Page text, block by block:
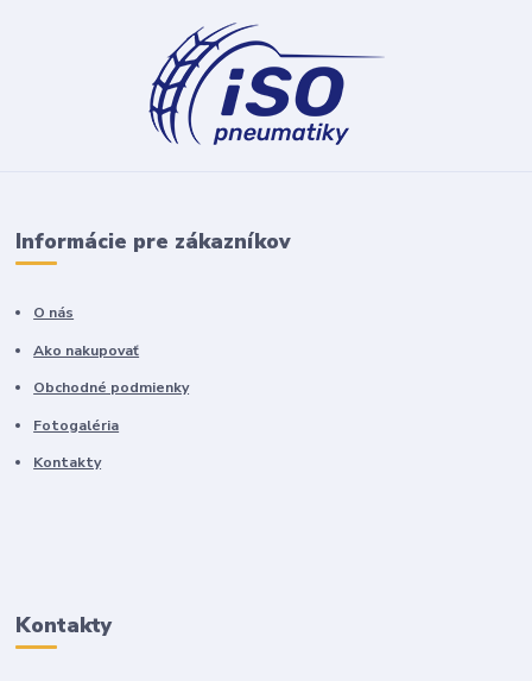
Informácie pre zákazníkov
O nás
Ako nakupovať
Obchodné podmienky
Fotogaléria
Kontakty
Kontakty